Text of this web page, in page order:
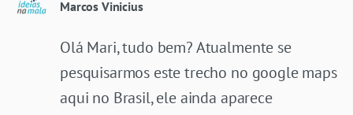
Marcos Vinicius
Olá Mari, tudo bem? Atualmente se
pesquisarmos este trecho no google maps
aqui no Brasil, ele ainda aparece